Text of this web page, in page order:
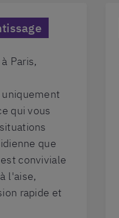
Paris,
uniquement
qui vous
que
conviviale
l'aise,
rapide et